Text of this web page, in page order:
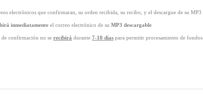
electrónicos que confirmaran, su orden recibida, su recibo, y el descargue de su MP3
inmediatamente el correo electrónico de su MP3 descargable
confirmación no se recibirá durante 7-10 días para permitir procesamiento de fondos